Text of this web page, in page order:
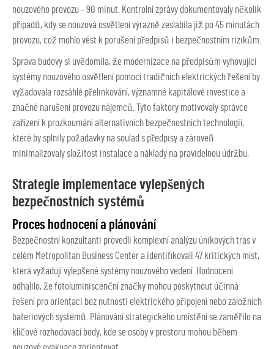
nouzového provozu – 90 minut. Kontrolní zprávy dokumentovaly několik
případů, kdy se nouzová osvětlení výrazně zeslabila již po 45 minutách
provozu, což mohlo vést k porušení předpisů i bezpečnostním rizikům.
Správa budovy si uvědomila, že modernizace na předpisům vyhovující
systémy nouzového osvětlení pomocí tradičních elektrických řešení by
vyžadovala rozsáhlé přelinkování, významné kapitálové investice a
značné narušení provozu nájemců. Tyto faktory motivovaly správce
zařízení k prozkoumání alternativních bezpečnostních technologií,
které by splnily požadavky na soulad s předpisy a zároveň
minimalizovaly složitost instalace a náklady na pravidelnou údržbu.
Strategie implementace vylepšených
bezpečnostních systémů
Proces hodnocení a plánování
Bezpečnostní konzultanti provedli komplexní analýzu únikových tras v
celém Metropolitan Business Center a identifikovali 47 kritických míst,
která vyžadují vylepšené systémy nouzového vedení. Hodnocení
odhalilo, že fotoluminiscenční značky mohou poskytnout účinná
řešení pro orientaci bez nutnosti elektrického připojení nebo záložních
bateriových systémů. Plánování strategického umístění se zaměřilo na
klíčové rozhodovací body, kde se osoby v prostoru mohou během